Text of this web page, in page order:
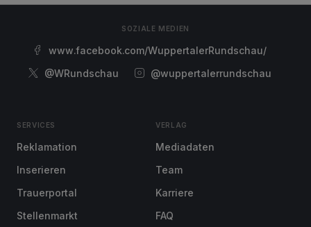
SOZIALE MEDIEN
www.facebook.com/WuppertalerRundschau/
@WRundschau
@wuppertalerrundschau
SERVICES
Reklamation
Inserieren
Trauerportal
Stellenmarkt
VERLAG
Mediadaten
Team
Karriere
FAQ